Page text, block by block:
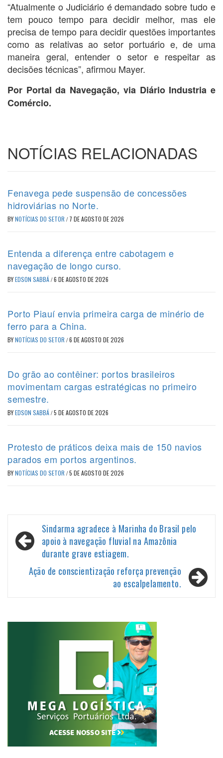
“Atualmente o Judiciário é demandado sobre tudo e
tem pouco tempo para decidir melhor, mas ele
precisa de tempo para decidir questões importantes
como as relativas ao setor portuário e, de uma
maneira geral, entender o setor e respeitar as
decisões técnicas”, afirmou Mayer.
Por Portal da Navegação, via Diário Industria e
Comércio.
NOTÍCIAS RELACIONADAS
Fenavega pede suspensão de concessões
hidroviárias no Norte.
BYNOTÍCIAS DO SETOR / 7 DE AGOSTO DE 2026
Entenda a diferença entre cabotagem e
navegação de longo curso.
BYEDSON SABBÁ/6 DE AGOSTO DE 2026
Porto Piauí envia primeira carga de minério de
ferro para a China.
BYNOTÍCIAS DO SETOR /6 DE AGOSTO DE 2026
Do grão ao contêiner: portos brasileiros
movimentam cargas estratégicas no primeiro
semestre.
BYEDSON SABBÁ/5 DE AGOSTO DE 2026
Protesto de práticos deixa mais de 150 navios
parados em portos argentinos.
BYNOTÍCIAS DO SETOR /5 DE AGOSTO DE 2026
Navegação
de
Sindarma agradece à Marinha do Brasil pelo
apoio à navegação fluvial na Amazônia
durante grave estiagem.
Ação de conscientização reforça prevenção
ao escalpelamento.